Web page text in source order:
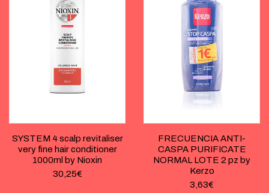
SYSTEM 4 scalp revitaliser
very fine hair conditioner
1000ml by Nioxin
30,25€
FRECUENCIA ANTI-
CASPA PURIFICATE
NORMAL LOTE 2 pz by
Kerzo
3,63€